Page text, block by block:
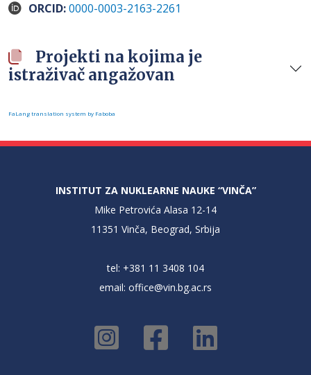
ORCID:0000-0003-2163-2261
Projekti na kojima je
istraživač angažovan
FaLang translation system by Faboba
INSTITUT ZA NUKLEARNE NAUKE “VINČA”
Mike Petrovića Alasa 12-14
11351 Vinča, Beograd, Srbija
tel: +381 11 3408 104
email: office@vin.bg.ac.rs